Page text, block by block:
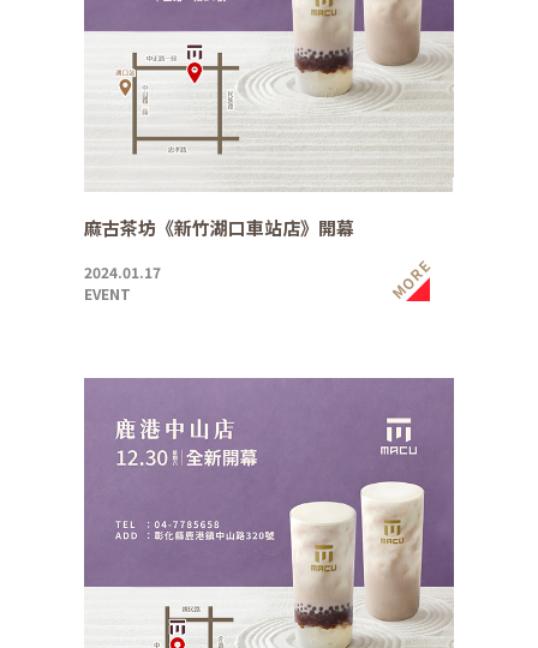
麻古茶坊《新竹湖口車站店》開幕
2024.01.17
EVENT
MORE